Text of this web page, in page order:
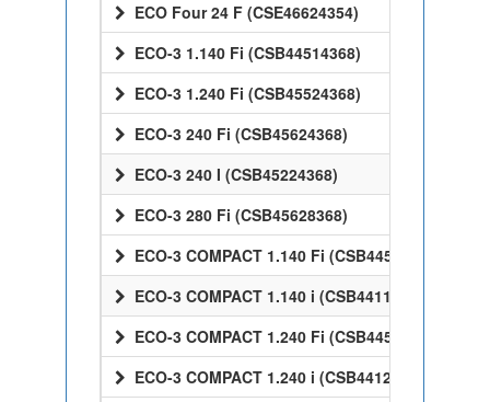
ECO Four 24 F (CSE46624354)
ECO-3 1.140 Fi (CSB44514368)
ECO-3 1.240 Fi (CSB45524368)
ECO-3 240 Fi (CSB45624368)
ECO-3 240 I (CSB45224368)
ECO-3 280 Fi (CSB45628368)
ECO-3 COMPACT 1.140 Fi (CSB44514368)
ECO-3 COMPACT 1.140 i (CSB44114368)
ECO-3 COMPACT 1.240 Fi (CSB44524368)
ECO-3 COMPACT 1.240 i (CSB44124368)